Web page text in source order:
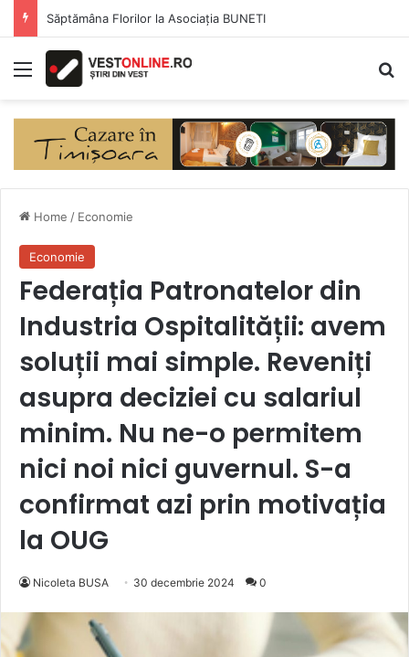
Săptămâna Florilor la Asociația BUNETI
Menu
Home / Economie
Economie
Federația Patronatelor din
Industria Ospitalității: avem
soluții mai simple. Reveniți
asupra deciziei cu salariul
minim. Nu ne-o permitem
nici noi nici guvernul. S-a
confirmat azi prin motivația
la OUG
Nicoleta BUSA 30 decembrie 2024 0